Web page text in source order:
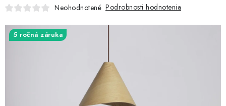
SAMSUNG SVIETIDLÁ
Neohodnotené Podrobnosti hodnotenia
5 ročná záruka